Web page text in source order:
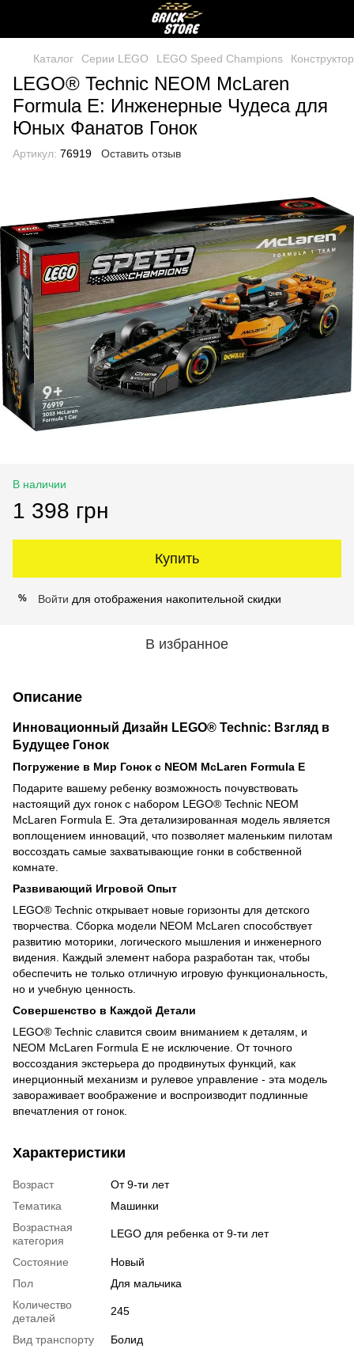
Каталог Серии LEGO LEGO Speed Champions
LEGO® Technic NEOM McLaren
Formula E: Инженерные Чудеса для
Юных Фанатов Гонок
Артикул: 76919 Оставить отзыв
В наличии
1 398 грн
Купить
% Войти для отображения накопительной скидки
В избранное
Описание
Инновационный Дизайн LEGO® Technic: Взгляд в
Будущее Гонок
Погружение в Мир Гонок с NEOM McLaren Formula E
Подарите вашему ребенку возможность почувствовать
настоящий дух гонок с набором LEGO® Technic NEOM
McLaren Formula E. Эта детализированная модель является
воплощением инноваций, что позволяет маленьким пилотам
воссоздать самые захватывающие гонки в собственной
комнате.
Развивающий Игровой Опыт
LEGO® Technic открывает новые горизонты для детского
творчества. Сборка модели NEOM McLaren способствует
развитию моторики, логического мышления и инженерного
видения. Каждый элемент набора разработан так, чтобы
обеспечить не только отличную игровую функциональность,
но и учебную ценность.
Совершенство в Каждой Детали
LEGO® Technic славится своим вниманием к деталям, и
NEOM McLaren Formula E не исключение. От точного
воссоздания экстерьера до продвинутых функций, как
инерционный механизм и рулевое управление - эта модель
завораживает воображение и воспроизводит подлинные
впечатления от гонок.
Характеристики
Возраст
От 9-ти лет
Тематика
Машинки
Возрастная
категория
LEGO для ребенка от 9-ти лет
Состояние
Новый
Пол
Для мальчика
Количество
деталей
245
Вид транспорту Болид